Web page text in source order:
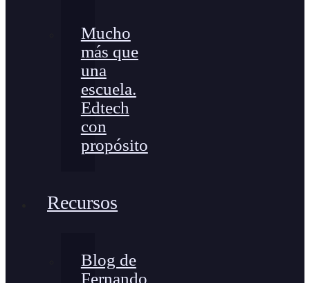
Mucho
más que
una
escuela.
Edtech
con
propósito
Recursos
Blog de
Fernando